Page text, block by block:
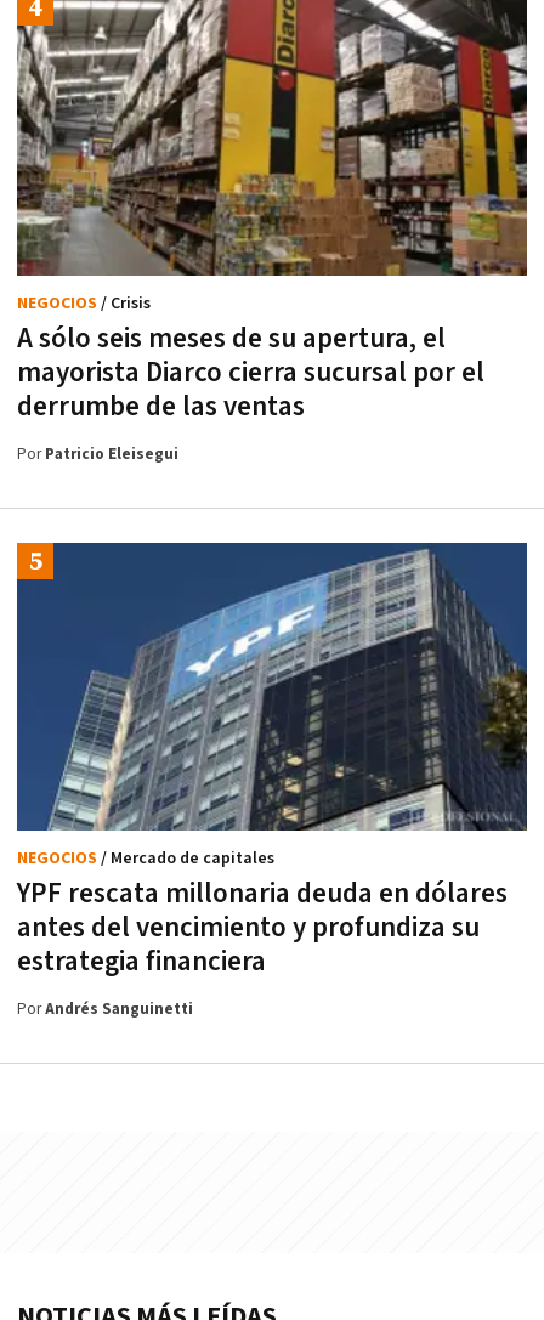
A sólo seis meses de su apertura, el
mayorista Diarco cierra sucursal por el
derrumbe de las ventas
NEGOCIOS / Crisis
PorPatricio Eleisegui
YPF rescata millonaria deuda en dólares
antes del vencimiento y profundiza su
estrategia financiera
NEGOCIOS / Mercado de capitales
PorAndrés Sanguinetti